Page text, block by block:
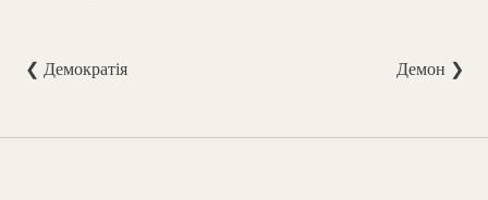
❮ Демократія Демон ❯